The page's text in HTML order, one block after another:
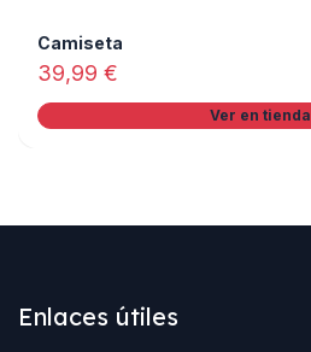
Camiseta
39,99 €
Ver en tienda
Enlaces útiles